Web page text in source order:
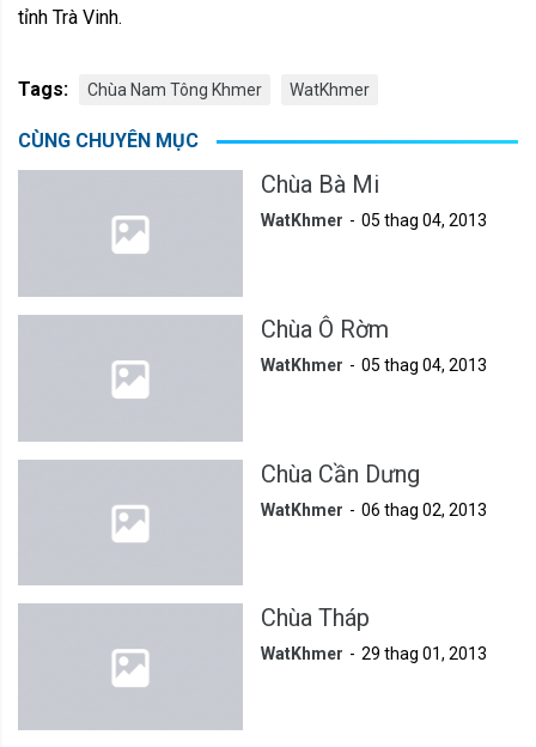
tỉnh Trà Vinh.
Tags: Chùa Nam Tông Khmer WatKhmer
CÙNG CHUYÊN MỤC
Chùa Bà Mi
WatKhmer 05 thag 04, 2013
Chùa Ô Rờm
WatKhmer 05 thag 04, 2013
Chùa Cần Dưng
WatKhmer 06 thag 02, 2013
Chùa Tháp
WatKhmer 29 thag 01, 2013